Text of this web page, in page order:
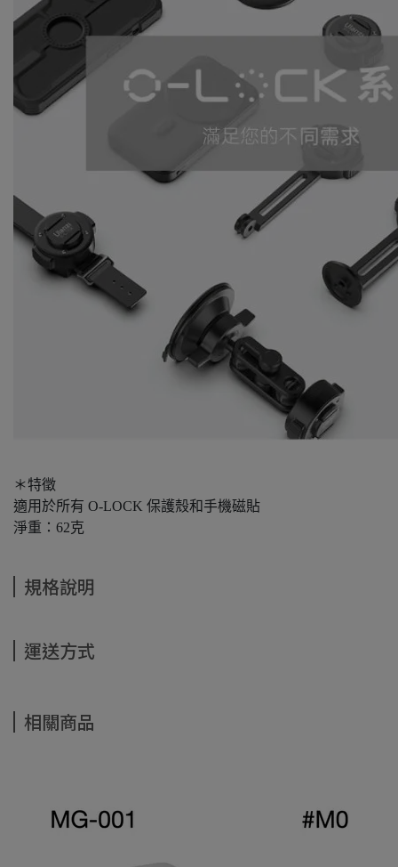
＊特徵
適用於所有 O-LOCK 保護殼和手機磁貼
淨重：62克
規格說明
運送方式
相關商品